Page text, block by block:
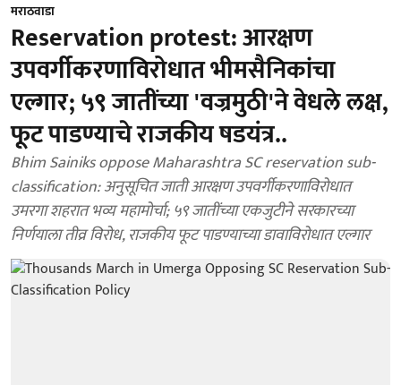
मराठवाडा
Reservation protest: आरक्षण
उपवर्गीकरणाविरोधात भीमसैनिकांचा
एल्गार; ५९ जातींच्या 'वज्रमुठी'ने वेधले लक्ष,
​फूट पाडण्याचे राजकीय षडयंत्र..
Bhim Sainiks oppose Maharashtra SC reservation sub-
classification: अनुसूचित जाती आरक्षण उपवर्गीकरणाविरोधात
उमरगा शहरात भव्य महामोर्चा; ५९ जातींच्या एकजुटीने सरकारच्या
निर्णयाला तीव्र विरोध, राजकीय फूट पाडण्याच्या डावाविरोधात एल्गार